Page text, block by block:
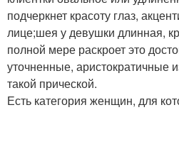
подчеркнет красоту глаз,
лице;шея у девушки длинная,
полной мере раскроет это
уточненные, аристократичные
такой прической.
Есть категория женщин, для